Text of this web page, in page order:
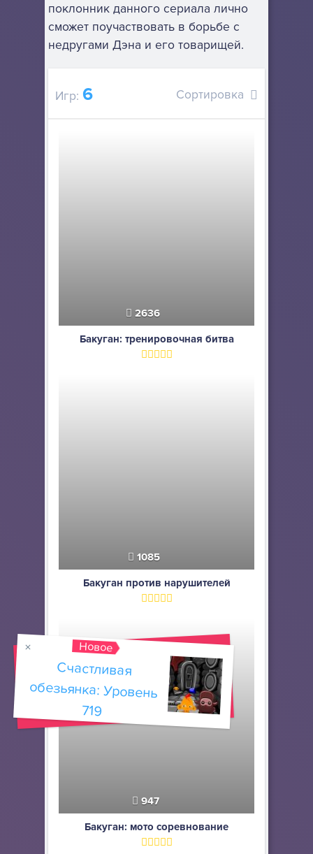
поклонник данного сериала лично
сможет поучаствовать в борьбе с
недругами Дэна и его товарищей.
Игр: 6 Сортировка
2636
Бакуган: тренировочная битва
1085
Бакуган против нарушителей
947
Бакуган: мото соревнование
Новое
Счастливая
обезьянка: Уровень
719